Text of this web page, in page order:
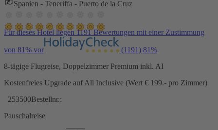
Spanien - Teneriffa - Puerto de la Cruz
Für dieses Hotel liegen 1191 Bewertungen mit einer Zustimmung
von 81% vor (1191) 81%
8-tägige Flugreise, Doppelzimmer Premium inkl. AI
Kostenfreies Upgrade auf All Inclusive (Wert € 199.- pro Zimmer)
253500Bestellnr.:
Pauschalreise